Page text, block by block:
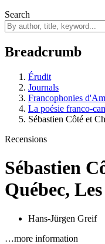
Search
Breadcrumb
Érudit
Journals
Francophonies
La poésie franco-
Sébastien Côté et
Recensions
Sébastien
Québec,
Hans-Jürgen Greif
…more information